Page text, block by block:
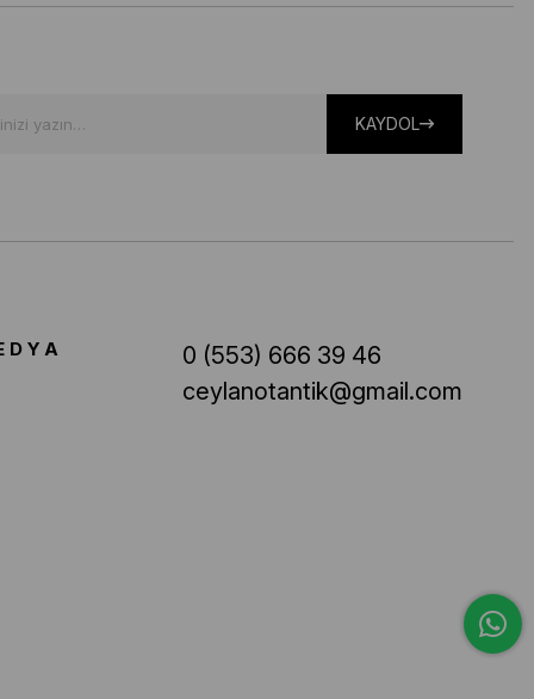
KAYDOL
0 (553) 666 39 46
ceylanotantik@gmail.com